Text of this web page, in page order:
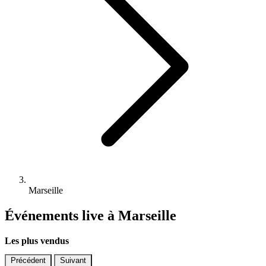
Marseille
Événements live à Marseille
Les plus vendus
Précédent Suivant